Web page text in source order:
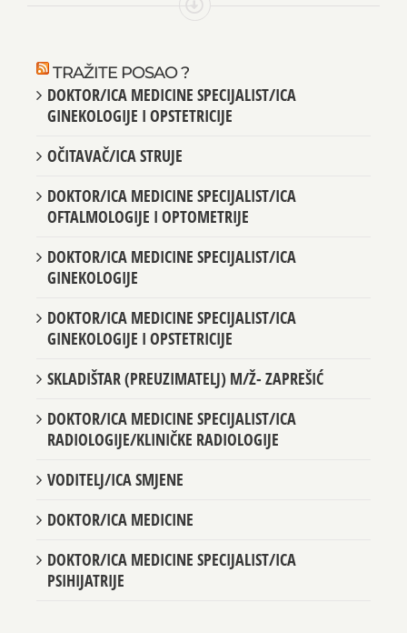
TRAŽITE POSAO ?
DOKTOR/ICA MEDICINE SPECIJALIST/ICA
GINEKOLOGIJE I OPSTETRICIJE
OČITAVAČ/ICA STRUJE
DOKTOR/ICA MEDICINE SPECIJALIST/ICA
OFTALMOLOGIJE I OPTOMETRIJE
DOKTOR/ICA MEDICINE SPECIJALIST/ICA
GINEKOLOGIJE
DOKTOR/ICA MEDICINE SPECIJALIST/ICA
GINEKOLOGIJE I OPSTETRICIJE
SKLADIŠTAR (PREUZIMATELJ) M/Ž- ZAPREŠIĆ
DOKTOR/ICA MEDICINE SPECIJALIST/ICA
RADIOLOGIJE/KLINIČKE RADIOLOGIJE
VODITELJ/ICA SMJENE
DOKTOR/ICA MEDICINE
DOKTOR/ICA MEDICINE SPECIJALIST/ICA
PSIHIJATRIJE